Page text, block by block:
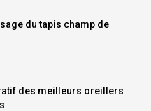
du tapis champ de
des meilleurs oreillers